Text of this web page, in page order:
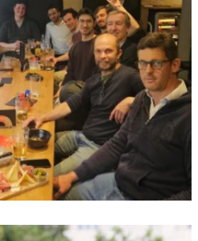
Suivre sur Instagram
?
Mot de passe